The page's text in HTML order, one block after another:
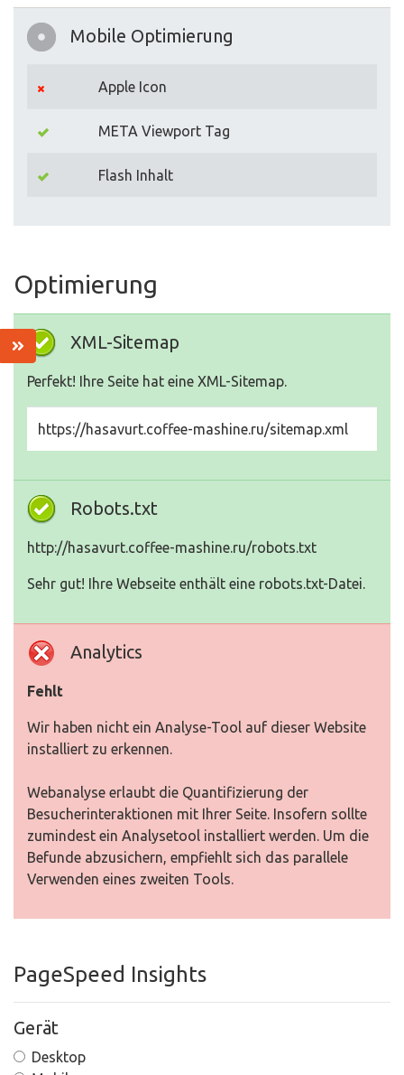
Mobile Optimierung
Apple Icon
META Viewport Tag
Flash Inhalt
Optimierung
XML-Sitemap
Perfekt! Ihre Seite hat eine XML-Sitemap.
https://hasavurt.coffee-mashine.ru/sitemap.xml
Robots.txt
http://hasavurt.coffee-mashine.ru/robots.txt
Sehr gut! Ihre Webseite enthält eine robots.txt-Datei.
Analytics
Fehlt
Wir haben nicht ein Analyse-Tool auf dieser Website
installiert zu erkennen.
Webanalyse erlaubt die Quantifizierung der
Besucherinteraktionen mit Ihrer Seite. Insofern sollte
zumindest ein Analysetool installiert werden. Um die
Befunde abzusichern, empfiehlt sich das parallele
Verwenden eines zweiten Tools.
PageSpeed Insights
Gerät
Desktop